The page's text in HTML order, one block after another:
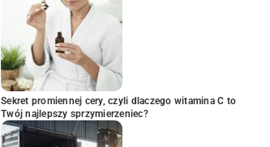
Sekret promiennej cery, czyli dlaczego witamina C to
Twój najlepszy sprzymierzeniec?